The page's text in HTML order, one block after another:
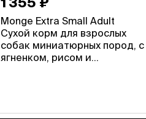
Monge Extra Small Adult
Сухой корм для взрослых
собак миниатюрных пород, с
ягненком, рисом и